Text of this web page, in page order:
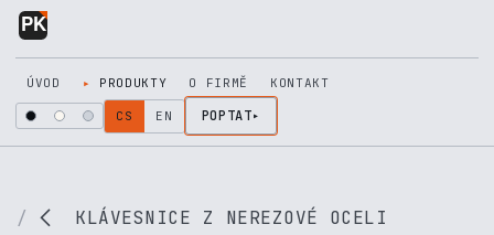
Přejít na obsah
ÚVOD PRODUKTY O FIRMĚ KONTAKT
CS EN POPTAT
KLÁVESNICE Z NEREZOVÉ OCELI